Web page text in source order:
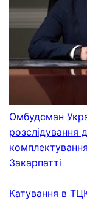
Омбудсман
розслідування
Закарпатті
Катування в